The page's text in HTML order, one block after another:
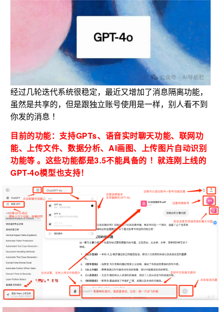
经过几轮迭代系统很稳定，最近又增加了消息隔离功能，
虽然是共享的，但是跟独立账号使用是一样，别人看不到
你发的消息 ！
目前的功能：支持GPTs、语音实时聊天功能、 联网功
能、上传文件、数据分析、AI画图、上传图片自动识别
功能等 。这些功能都是3.5不能具备的 ！就连刚上线的
GPT-4o模型也支持！